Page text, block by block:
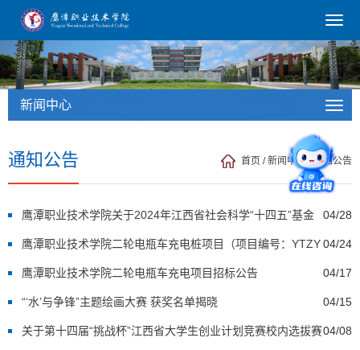
新闻中心
通知公告 首页 /新闻中心/通知公告
04/28
鹰潭职业技术学院关于2024年江西省社会科学“十四五”基金
项目拟推荐申报公示 04/24
鹰潭职业技术学院二轮电瓶车充电桩项目（项目编号：YTZY
JSXYCG-2024-4-17）成交结果公示 04/17
鹰潭职业技术学院二轮电瓶车充电项目招标公告
04/15
“‘水’与争锋”主题绘画大赛 获奖名单揭晓
04/08
关于第十四届“挑战杯”江西省大学生创业计划竞赛校内选拔赛